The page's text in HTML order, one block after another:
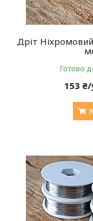
Дріт
Готово
153